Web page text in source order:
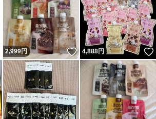
いいね！
2,999円 いいね！
4,888円